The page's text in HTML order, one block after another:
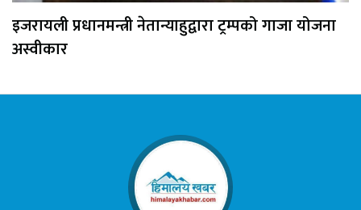
इजरायली प्रधानमन्त्री नेतान्याहुद्वारा ट्रम्पको गाजा योजना
अस्वीकार